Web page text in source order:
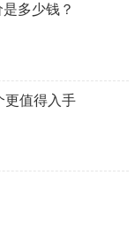
多少钱？
更值得入手